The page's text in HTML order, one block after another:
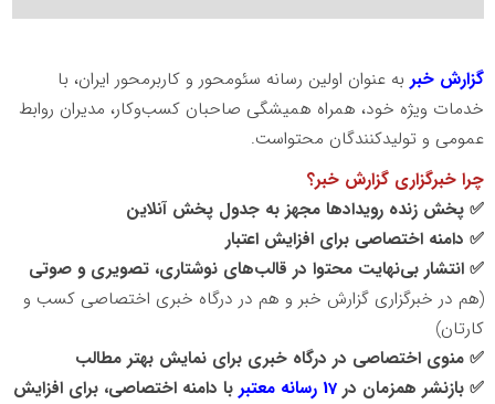
گزارش خبر به عنوان اولین رسانه سئومحور و کاربرمحور ایران، با
خدمات ویژه خود، همراه همیشگی صاحبان کسب‌وکار، مدیران روابط
عمومی و تولیدکنندگان محتواست.
چرا خبرگزاری گزارش خبر؟
✅ پخش زنده رویدادها مجهز به جدول پخش آنلاین
✅ دامنه اختصاصی برای افزایش اعتبار
✅ انتشار بی‌نهایت محتوا در قالب‌های نوشتاری، تصویری و صوتی
(هم در خبرگزاری گزارش خبر و هم در درگاه خبری اختصاصی کسب و
کارتان)
✅ منوی اختصاصی در درگاه خبری برای نمایش بهتر مطالب
✅ بازنشر همزمان در 17 رسانه معتبر
با دامنه اختصاصی، برای افزایش